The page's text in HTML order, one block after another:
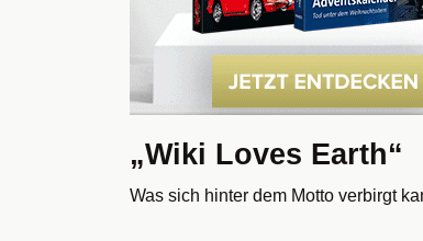
„Wiki Loves Earth“
Was sich hinter dem Motto verbirgt